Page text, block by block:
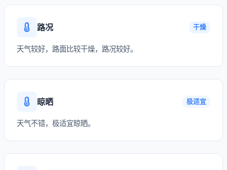
路况 干燥
天气较好，路面比较干燥，路况较好。
晾晒 极适宜
天气不错，极适宜晾晒。